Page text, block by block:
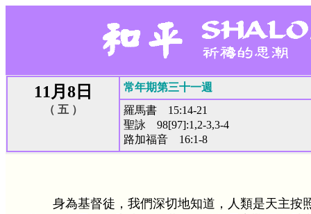
11月8日
（ 五 ）
常年期第三十一週
羅馬書 15:14-21
聖詠 98[97]:1,2-3,3-4
路加福音 16:1-8
身為基督徒，我們深切地知道，人類是天主按